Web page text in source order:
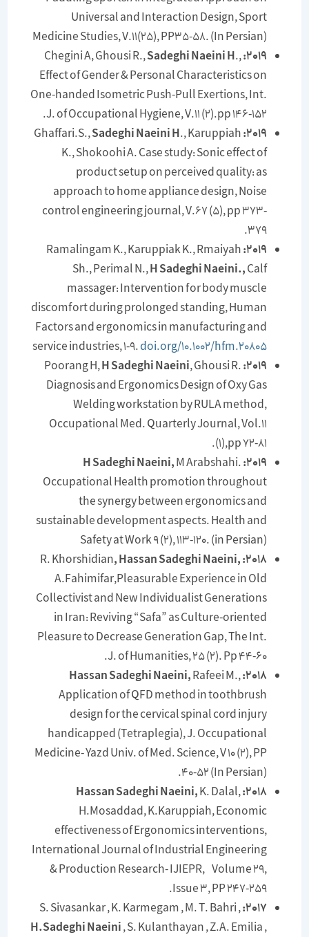
Universal and Interaction Design, Sport
Medicine Studies, V.11(25), PP35-58. (In Persian)
2019:
Sadeghi Naeini H.,
Effect of Gender & Personal Characteristics on
One-handed Isometric Push-Pull Exertions, Int.
J. of Occupational Hygiene, V.11 (2).pp 146-152.
2019:
Sadeghi Naeini H., Karuppiah
K., Shokoohi A. Case study: Sonic effect of
product setup on perceived quality: as
approach to home appliance design, Noise
control engineering journal, V.67 (5), pp 373-
2019:
Ramalingam K., Karuppiak K., Rmaiyah
Sh., Perimal N.,H Sadeghi Naeini.,
massager: Intervention for body muscle
discomfort during prolonged standing, Human
Factors and ergonomics in manufacturing and
service industries, 1-9.doi.org/10.1002/hfm.20805
2019:
Poorang H,H Sadeghi Naeini, Ghousi R.
Diagnosis and Ergonomics Design of Oxy Gas
Welding workstation by RULA method,
Occupational Med. Quarterly Journal, Vol.11
(1),pp 72-81.
2019: H Sadeghi Naeini,
M Arabshahi.
Occupational Health promotion throughout
the synergy between ergonomics and
sustainable development aspects. Health and
Safety at Work 9 (2), 113-120. (in Persian)
2018:
R. Khorshidian, Hassan Sadeghi Naeini,
A.Fahimifar,Pleasurable Experience in Old
Collectivist and New Individualist Generations
in Iran: Reviving “Safa” as Culture-oriented
Pleasure to Decrease Generation Gap, The Int.
J. of Humanities, 25 (2). Pp 44-60.
2018: Hassan Sadeghi Naeini,
Rafeei M.,
Application of QFD method in toothbrush
design for the cervical spinal cord injury
handicapped (Tetraplegia), J. Occupational
Medicine- Yazd Univ. of Med. Science, V 10 (2), PP
40-52 (In Persian).
2018: Hassan Sadeghi Naeini,
K. Dalal,
H.Mosaddad, K.Karuppiah, Economic
effectiveness of Ergonomics interventions,
International Journal of Industrial Engineering
& Production Research- IJIEPR, Volume 29,
Issue 3, PP 247-259.
2017:
H.Sadeghi Naeini, S. Kulanthayan , Z.A. Emilia ,